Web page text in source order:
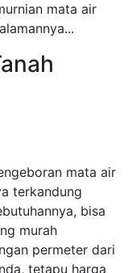
mata air
mata air
terkandung
bisa
murah
permeter dari
tetapu harga